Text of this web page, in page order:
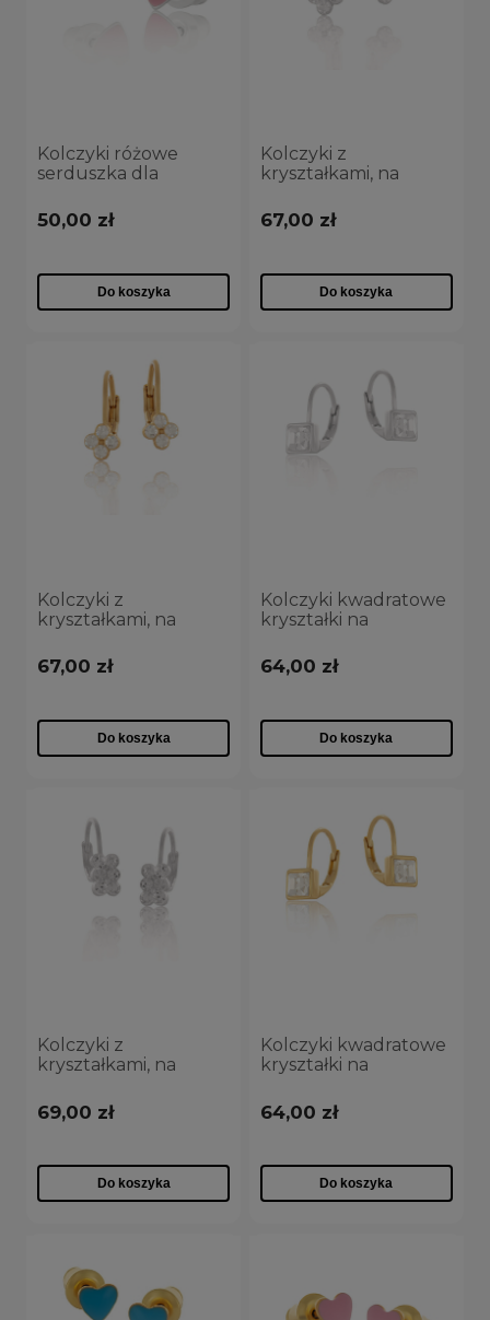
Kolczyki różowe
serduszka dla
(P14770AG-E371)
50,00 zł
Do koszyka
Kolczyki z
kryształkami, na
dla dziewczynki
(P13321AG)
67,00 zł
Do koszyka
Kolczyki z
kryształkami, na
dla dziewczynki
(P13321AU)
67,00 zł
Do koszyka
Kolczyki kwadratowe
kryształki na
dla dziewczynki
(P14150AG)
64,00 zł
Do koszyka
Kolczyki z
kryształkami, na
dla dziewczynki
(P13320AG)
69,00 zł
Do koszyka
Kolczyki kwadratowe
kryształki na
dla dziewczynki
(P14150AU)
64,00 zł
Do koszyka